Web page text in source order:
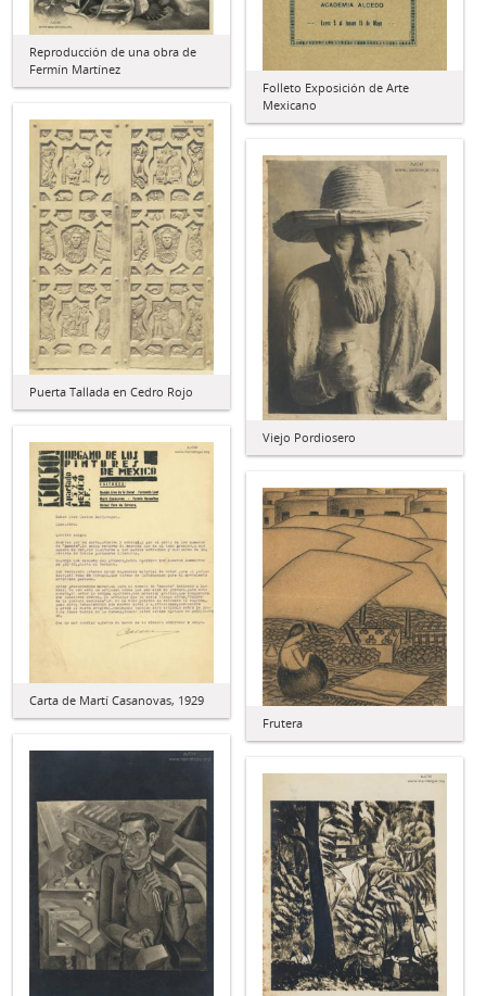
Reproducción de una obra de
Fermín Martínez
Folleto Exposición de Arte
Mexicano
Puerta Tallada en Cedro Rojo
Viejo Pordiosero
Carta de Martí Casanovas, 1929
Frutera